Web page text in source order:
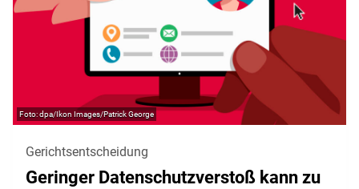
dpa/Ikon Images/Patrick George
Gerichtsentscheidung
Geringer Datenschutzverstoß kann zu